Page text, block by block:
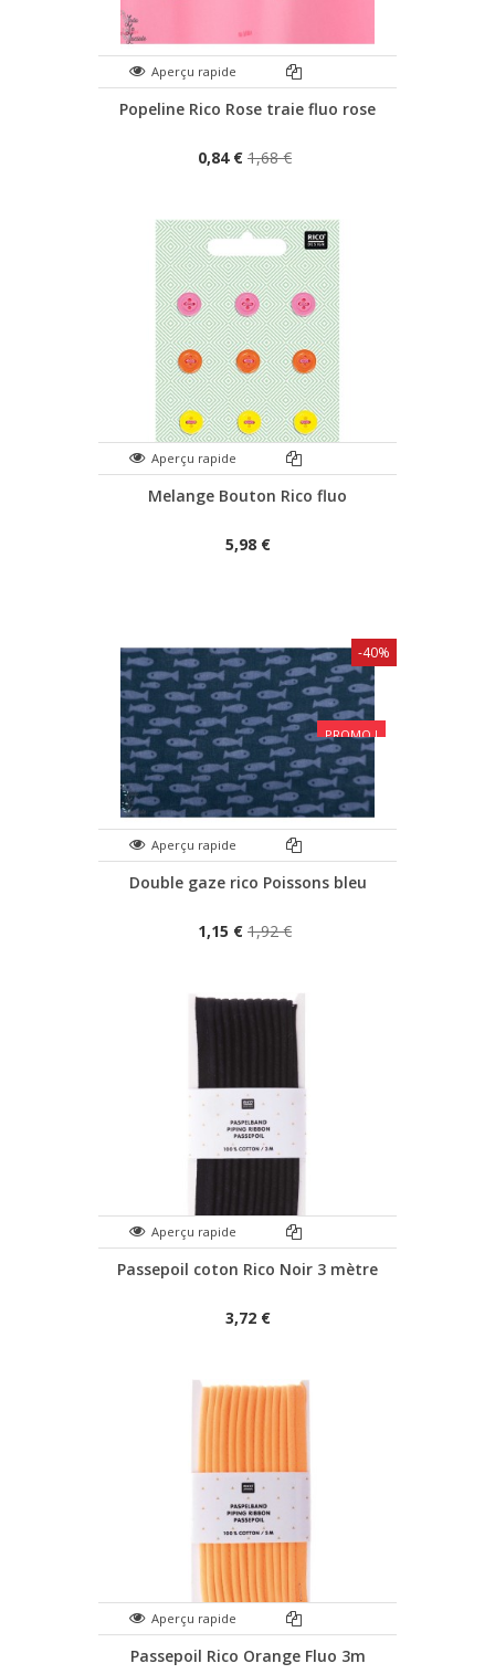
Aperçu rapide
Popeline Rico Rose traie fluo rose
0,84 € 1,68 €
Aperçu rapide
Melange Bouton Rico fluo
5,98 €
PROMO !
Aperçu rapide
Double gaze rico Poissons bleu
1,15 € 1,92 €
-40%
Aperçu rapide
Passepoil coton Rico Noir 3 mètre
3,72 €
Aperçu rapide
Passepoil Rico Orange Fluo 3m